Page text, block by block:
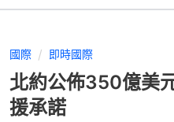
國際 即時國際
北約公佈350億美
援承諾